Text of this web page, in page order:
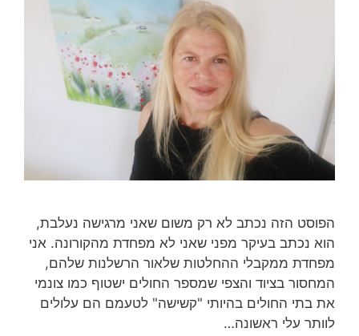
הפוסט הזה נכתב לא רק משום שאני מרגישה נעלבת,
הוא נכתב בעיקר מפני שאני לא מפחדת מהקורונה. אני
מפחדת ממקבלי ההחלטות שלאור הרשלנות שלהם,
המחסור בציוד והצפי שמספר החולים ישטוף כמו צונמי
את בתי החולים בהיותי "קשישה" לטעמם הם עלולים
לוותר עלי ראשונה…